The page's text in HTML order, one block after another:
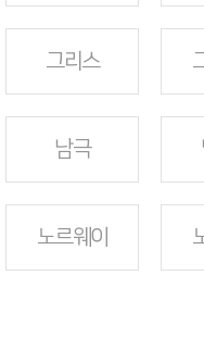
그리스
남극
노르웨이